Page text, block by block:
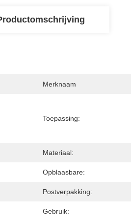
Merknaam
Toepassing:
Materiaal:
Opblaasbare:
Postverpakking:
Gebruik: